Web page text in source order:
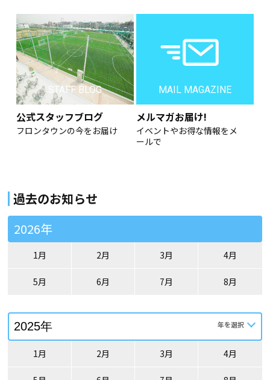
STAFF BLOG
公式スタッフブログ
フロンタウンの今をお届け
MAIL MAGAZINE
メルマガお届け!
イベントやお得な情報をメ
ールで
過去のお知らせ
2026年
1月 2月 3月 4月
5月 6月 7月 8月
1月 2月 3月 4月